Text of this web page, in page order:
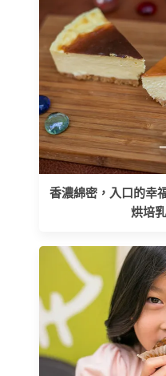
香濃綿密，入口的幸
烘培